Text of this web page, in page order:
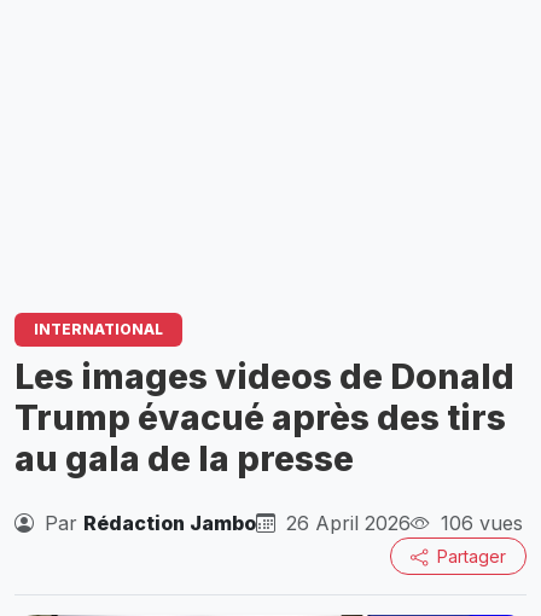
INTERNATIONAL
Les images videos de Donald
Trump évacué après des tirs
au gala de la presse
Par Rédaction Jambo 26 April 2026 106 vues
Partager